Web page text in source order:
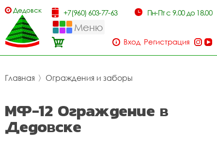
Дедовск +7(960) 603-77-63 Пн-Пт с 9.00 до 18.00
Меню
Вход Регистрация
Главная 〉 Ограждения и заборы
МФ-12 Ограждение в
Дедовске